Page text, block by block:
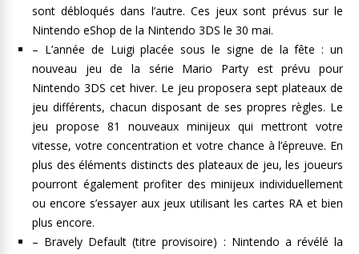
sont débloqués dans l’autre. Ces jeux sont prévus sur le
Nintendo eShop de la Nintendo 3DS le 30 mai.
– L’année de Luigi placée sous le signe de la fête : un
nouveau jeu de la série Mario Party est prévu pour
Nintendo 3DS cet hiver. Le jeu proposera sept plateaux de
jeu différents, chacun disposant de ses propres règles. Le
jeu propose 81 nouveaux minijeux qui mettront votre
vitesse, votre concentration et votre chance à l’épreuve. En
plus des éléments distincts des plateaux de jeu, les joueurs
pourront également profiter des minijeux individuellement
ou encore s’essayer aux jeux utilisant les cartes RA et bien
plus encore.
– Bravely Default (titre provisoire) : Nintendo a révélé la